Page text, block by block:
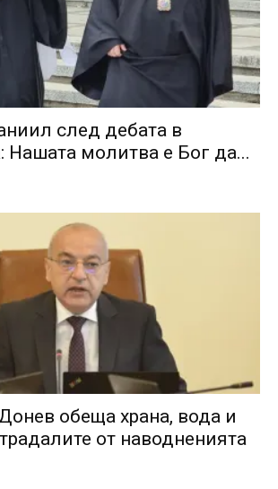
след дебата в
Нашата молитва е Бог да...
обеща храна, вода и
от наводненията